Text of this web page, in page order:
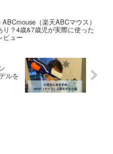
ABCmouse（楽天ABCマウス）
り？4歳&7歳児が実際に使った
ビュー
ルを